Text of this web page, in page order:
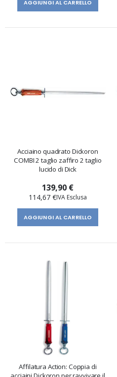
AGGIUNGI AL CARRELLO
Acciaino quadrato Dickoron
COMBI 2 taglio zaffiro 2 taglio
lucido di Dick
139,90 €
114,67 €
AGGIUNGI AL CARRELLO
Affilatura Action: Coppia di